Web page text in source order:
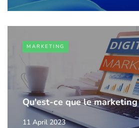
MARKETING
Qu'est-ce que le
11 April 2023